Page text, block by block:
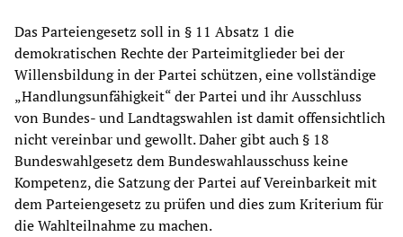
Das Parteiengesetz soll in § 11 Absatz 1 die
demokratischen Rechte der Parteimitglieder bei der
Willensbildung in der Partei schützen, eine vollständige
„Handlungsunfähigkeit“ der Partei und ihr Ausschluss
von Bundes- und Landtagswahlen ist damit offensichtlich
nicht vereinbar und gewollt. Daher gibt auch § 18
Bundeswahlgesetz dem Bundeswahlausschuss keine
Kompetenz, die Satzung der Partei auf Vereinbarkeit mit
dem Parteiengesetz zu prüfen und dies zum Kriterium für
die Wahlteilnahme zu machen.